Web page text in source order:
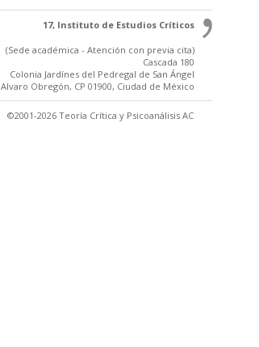
17, Instituto de Estudios Críticos
(Sede académica - Atención con previa cita)
Cascada 180
Colonia Jardínes del Pedregal de San Ángel
Alvaro Obregón, CP 01900, Ciudad de México
©2001-2026 Teoría Crítica y Psicoanálisis AC